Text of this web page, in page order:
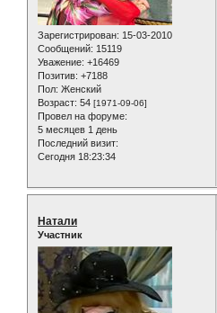
Зарегистрирован: 15-03-2010
Сообщений: 15119
Уважение: +16469
Позитив: +7188
Пол: Женский
Возраст: 54 [1971-09-06]
Провел на форуме:
5 месяцев 1 день
Последний визит:
Сегодня 18:23:34
Натали
Участник